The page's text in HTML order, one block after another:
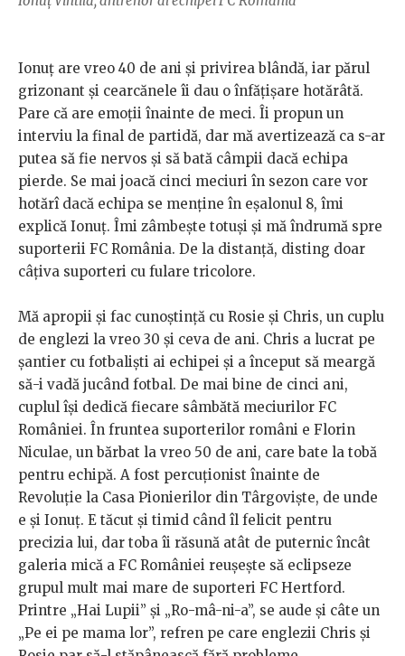
Ionuț are vreo 40 de ani și privirea blândă, iar părul
grizonant și cearcănele îi dau o înfățișare hotărâtă.
Pare că are emoții înainte de meci. Îi propun un
interviu la final de partidă, dar mă avertizează ca s-ar
putea să fie nervos și să bată câmpii dacă echipa
pierde. Se mai joacă cinci meciuri în sezon care vor
hotărî dacă echipa se menține în eșalonul 8, îmi
explică Ionuț. Îmi zâmbește totuși și mă îndrumă spre
suporterii FC România. De la distanță, disting doar
câțiva suporteri cu fulare tricolore.
Mă apropii și fac cunoștință cu Rosie și Chris, un cuplu
de englezi la vreo 30 și ceva de ani. Chris a lucrat pe
șantier cu fotbaliști ai echipei și a început să meargă
să-i vadă jucând fotbal. De mai bine de cinci ani,
cuplul își dedică fiecare sâmbătă meciurilor FC
României. În fruntea suporterilor români e Florin
Niculae, un bărbat la vreo 50 de ani, care bate la tobă
pentru echipă. A fost percuționist înainte de
Revoluție la Casa Pionierilor din Târgoviște, de unde
e și Ionuț. E tăcut și timid când îl felicit pentru
precizia lui, dar toba îi răsună atât de puternic încât
galeria mică a FC României reușește să eclipseze
grupul mult mai mare de suporteri FC Hertford.
Printre „Hai Lupii” și „Ro-mâ-ni-a”, se aude și câte un
„Pe ei pe mama lor”, refren pe care englezii Chris și